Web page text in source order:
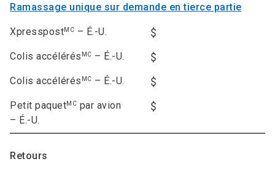
Ramassage unique sur demande en tierce partie
XpresspostMC – É.-U.
Colis accélérés MC – É.-U.
Colis accélérés MC – É.-U.
Petit paquetMC par avion
– É.-U.
Retours